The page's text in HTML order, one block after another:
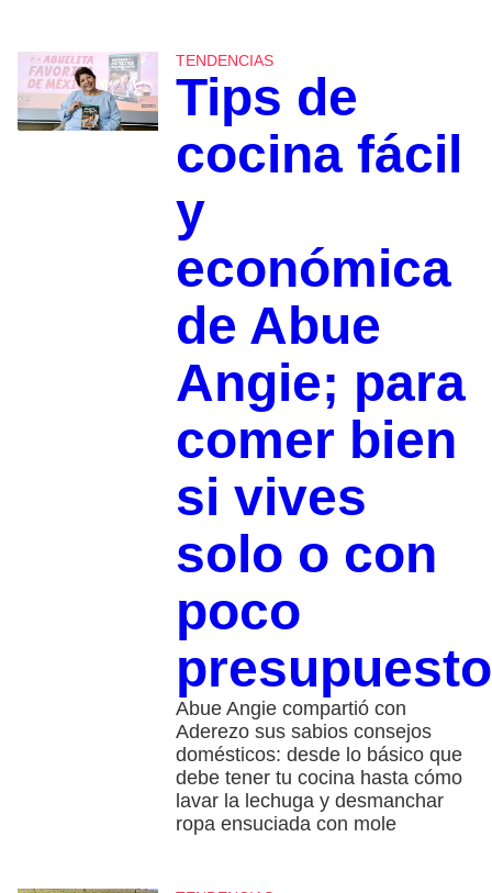
TENDENCIAS
Tips de
cocina fácil
y
económica
de Abue
Angie; para
comer bien
si vives
solo o con
poco
presupuesto
Abue Angie compartió con
Aderezo sus sabios consejos
domésticos: desde lo básico que
debe tener tu cocina hasta cómo
lavar la lechuga y desmanchar
ropa ensuciada con mole